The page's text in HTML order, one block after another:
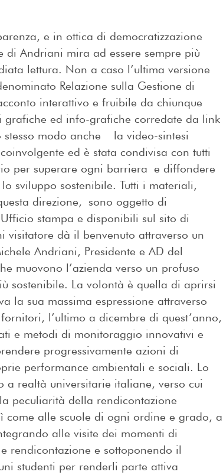
e in ottica di democratizzazione
Andriani mira ad essere sempre più
lettura. Non a caso l’ultima versione
Relazione sulla Gestione di
interattivo e fruibile da chiunque
grafiche ed info-grafiche corredate da link
modo anche la video-sintesi
ed è stata condivisa con tutti
per superare ogni barriera e diffondere
sviluppo sostenibile. Tutti i materiali,
direzione, sono oggetto di
stampa e disponibili sul sito di
dà il benvenuto attraverso un
Andriani, Presidente e AD del
muovono l’azienda verso un profuso
sostenibile. La volontà è quella di aprirsi
la sua massima espressione attraverso
l’ultimo a dicembre di quest’anno,
e metodi di monitoraggio innovativi e
progressivamente azioni di
performance ambientali e sociali. Lo
a realtà universitarie italiane, verso cui
peculiarità della rendicontazione
come alle scuole di ogni ordine e grado, a
alle visite dei momenti di
rendicontazione e sottoponendo il
studenti per renderli parte attiva